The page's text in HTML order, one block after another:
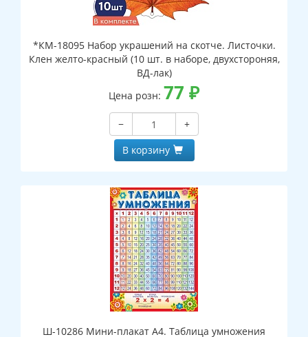
*КМ-18095 Набор украшений на скотче. Листочки.
Клен желто-красный (10 шт. в наборе, двухстороняя,
ВД-лак)
Цена розн: 77 ₽
−
+
В корзину
Ш-10286 Мини-плакат А4. Таблица умножения